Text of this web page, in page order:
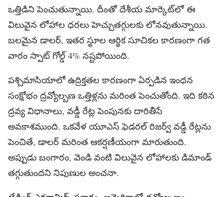
ఒత్తిడిని పెంచుతున్నాయి. దీంతో దేశీయ మార్కెట్‌లో ఈ
విలువైన లోహాల ధరలు హెచ్చుతగ్గులకు లోనవుతున్నాయి.
బలమైన డాలర్, ఇతర స్థూల ఆర్థిక సూచికల కారణంగా గత
వారం స్పాట్ గోల్డ్ 4% నష్టపోయింది.
పశ్చిమాసియాలో ఉద్రిక్తతల కారణంగా ఏర్పడిన ఇంధన
సంక్షోభం ద్రవ్యోల్బణ ఒత్తిళ్లను మరింత పెంచుతోంది. ఇది కఠిన
ద్రవ్య విధానాలు, వడ్డీ రేట్ల పెంపునకు దారితీసే
అవకాశముంది. ఒకవేళ యూఎస్ ఫెడరల్ రిజర్వ్ వడ్డీ రేట్లను
పెంచితే, డాలర్ మరింత ఆకర్షణీయంగా మారుతుంది.
అప్పుడు బంగారం, వెండి వంటి విలువైన లోహాలకు డిమాండ్
తగ్గుతుందని నిపుణుల అంచనా.